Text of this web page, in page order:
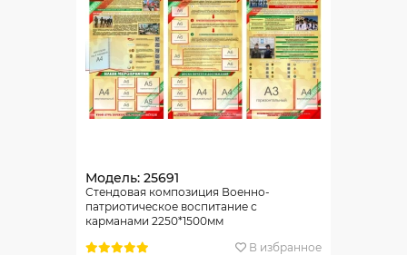
Модель: 25691
Стендовая композиция Военно-
патриотическое воспитание с
карманами 2250*1500мм
В избранное